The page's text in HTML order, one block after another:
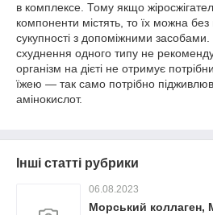
в комплексе. Тому якщо
компоненти містять, то їх можна
сукупності з допоміжними
схуднення одного типу не
організм на дієті не отримує
їжею — так само потрібно
амінокислот.
Інші статті рубрики
06.08.2023
Морський коллаген,